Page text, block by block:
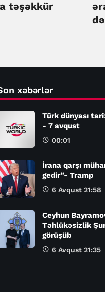
təşəkkür
xəbərlər
Türk dünyası
- 7 avqust
00:01
İrana qarşı
gedir”- Tramp
6 Avqust 21:58
Ceyhun
Təhlükəsizlik
görüşüb
6 Avqust 21:35